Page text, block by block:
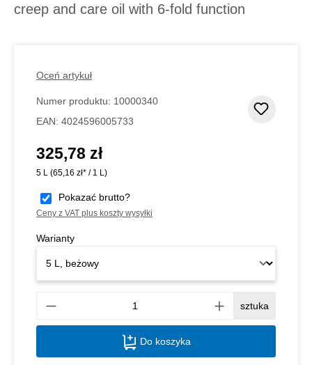
creep and care oil with 6-fold function
Oceń artykuł
Numer produktu: 10000340
EAN: 4024596005733
Cena regularna:
325,78 zł
5 L (65,16 zł* / 1 L)
Pokazać brutto?
Ceny z VAT plus koszty wysyłki
Warianty
sztuka
Do koszyka